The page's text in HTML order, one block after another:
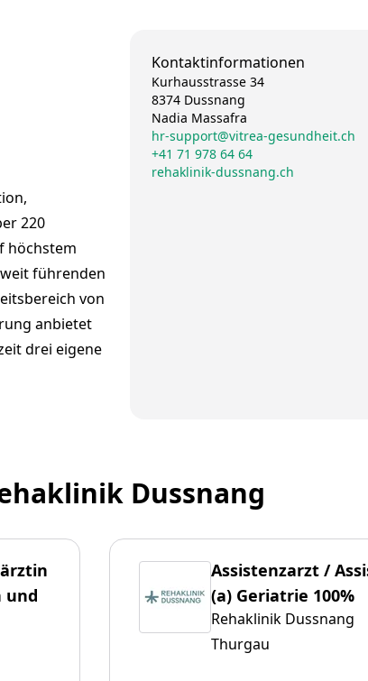
220
höchstem
führenden
von
anbietet
drei eigene
Kontaktinformationen
Kurhausstrasse 34
8374 Dussnang
Nadia Massafra
hr-support@vitrea-gesundheit.ch
+41 71 978 64 64
rehaklinik-dussnang.ch
Dussnang
und
Assistenzarzt /
(a) Geriatrie 100%
Rehaklinik Dussnang
Thurgau